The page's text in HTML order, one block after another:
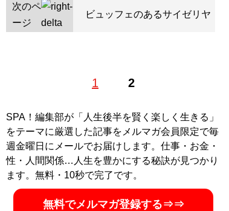
次のペ
ージ
ビュッフェのあるサイゼリヤ
1 2
SPA！編集部が「人生後半を賢く楽しく生きる」
をテーマに厳選した記事をメルマガ会員限定で毎
週金曜日にメールでお届けします。仕事・お金・
性・人間関係…人生を豊かにする秘訣が見つかり
ます。無料・10秒で完了です。
無料でメルマガ登録する⇒⇒